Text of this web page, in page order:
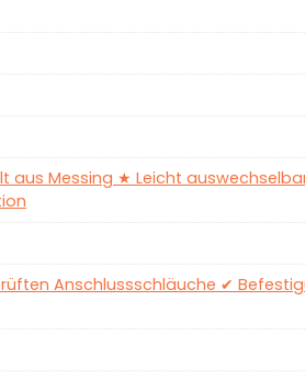
aus Messing ★ Leicht
Anschlussschläuche ✔